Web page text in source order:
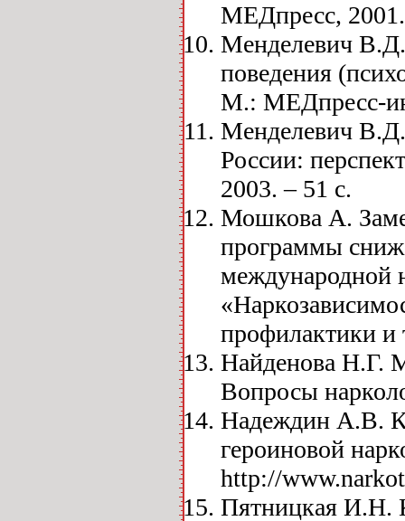
МЕДпресс,
Менделевич В.Д.
поведения
М.: МЕДпресс-
Менделевич В.Д.
России:
2003. – 51 с.
Мошкова А.
программы
международной
профилактики и
Найденова Н.Г.
Вопросы
Надеждин А.В. К
героиновой
http://
Пятницкая И.Н.